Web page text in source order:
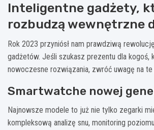
Inteligentne gadżety,
rozbudzą wewnętrzne
Rok 2023 przyniósł nam prawdziwą
gadżetów. Jeśli szukasz prezentu dla kogoś,
nowoczesne rozwiązania, zwróć uwagę na
Smartwatche nowej
Najnowsze modele to już nie tylko zegarki
kompleksową analizę snu, monitoring